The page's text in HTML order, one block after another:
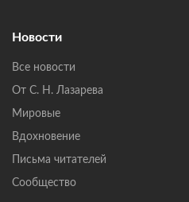
Новости
Все новости
От С. Н. Лазарева
Мировые
Вдохновение
Письма читателей
Сообщество